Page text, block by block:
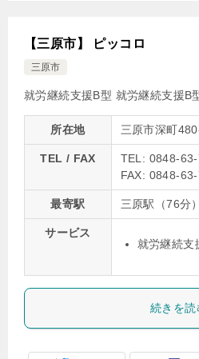
【三原市】 ピッコロ
三原市
就労継続支援B型 就労継続支援B
所在地 三原市深町
TEL / FAX
TEL: 0848-
FAX: 0848-
最寄駅 三原駅（76分
サービス
就労継続支
続きを読